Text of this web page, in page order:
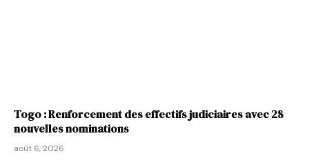
Togo : Renforcement des effectifs judiciaires avec 28
nouvelles nominations
août 6, 2026